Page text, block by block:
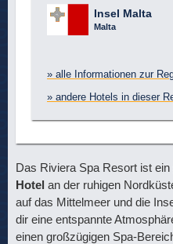
Insel Malta
Malta
» alle Informationen zur
» andere Hotels in dieser
Das Riviera Spa Resort ist ein
Hotel an der ruhigen
auf das Mittelmeer und die
dir eine entspannte
einen großzügigen Spa-